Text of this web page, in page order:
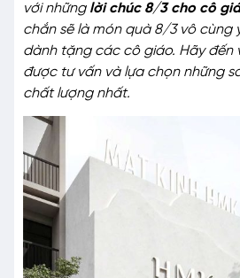
với những lời chúc 8/3 cho cô
chắn sẽ là món quà 8/3 vô cùng
dành tặng các cô giáo. Hãy đến
được tư vấn và lựa chọn những
chất lượng nhất.